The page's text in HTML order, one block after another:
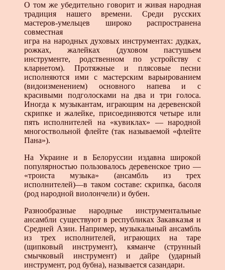
О том же убедительно говорит и живая народная
традиция нашего времени. Среди русских
мастеров-умельцев широко распространена
совместная
игра на народных духовых инструментах: дудках,
рожках, жалейках (духовом пастушьем
инструменте, родственном по устройству с
кларнетом). Протяжные и плясовые песни
исполняются ими с мастерским варьированием
(видоизменением) основного напева и с
красивыми подголосками на два и три голоса.
Иногда к музыкантам, играющим на деревенской
скрипке и жалейке, присоединяются четыре или
пять исполнителей на «кувиклах» — народной
многоствольной флейте (так называемой «флейте
Пана»).
На Украине и в Белоруссии издавна широкой
популярностью пользовалось деревенское трио —
«троиста музыка» (ансамбль из трех
исполнителей)—в таком составе: скрипка, басоля
(род народной виолончели) и бубен.
Разнообразные народные инструментальные
ансамбли существуют в республиках Закавказья и
Средней Азии. Например, музыкальный ансамбль
из трех исполнителей, играющих на таре
(щипковый инструмент), кяманче (струнный
смычковый инструмент) и дайре (ударный
инструмент, род бубна), называется сазандари.